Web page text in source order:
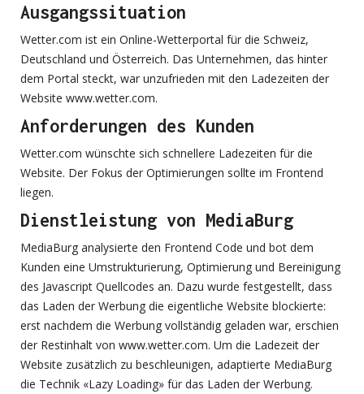
Ausgangssituation
Wetter.com ist ein Online-Wetterportal für die Schweiz,
Deutschland und Österreich. Das Unternehmen, das hinter
dem Portal steckt, war unzufrieden mit den Ladezeiten der
Website www.wetter.com.
Anforderungen des Kunden
Wetter.com wünschte sich schnellere Ladezeiten für die
Website. Der Fokus der Optimierungen sollte im Frontend
liegen.
Dienstleistung von MediaBurg
MediaBurg analysierte den Frontend Code und bot dem
Kunden eine Umstrukturierung, Optimierung und Bereinigung
des Javascript Quellcodes an. Dazu wurde festgestellt, dass
das Laden der Werbung die eigentliche Website blockierte:
erst nachdem die Werbung vollständig geladen war, erschien
der Restinhalt von www.wetter.com. Um die Ladezeit der
Website zusätzlich zu beschleunigen, adaptierte MediaBurg
die Technik «Lazy Loading» für das Laden der Werbung.